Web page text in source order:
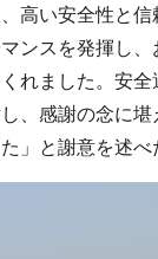
高い安全性と信
ンスを発揮し
れました。安全
、感謝の念に
」と謝意を述べ